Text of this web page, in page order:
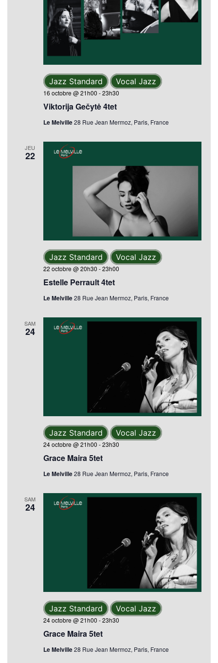
Viktorija Gečytė 4tet
16 octobre @ 21h00 -23h30
Jazz Standard Vocal Jazz
Le Melville28 Rue Jean Mermoz, Paris, France
JEU
22
Estelle Perrault 4tet
22 octobre @ 20h30 -23h00
Jazz Standard Vocal Jazz
Le Melville28 Rue Jean Mermoz, Paris, France
SAM
24
Grace Maira 5tet
24 octobre @ 21h00 -23h30
Jazz Standard Vocal Jazz
Le Melville28 Rue Jean Mermoz, Paris, France
SAM
24
Grace Maira 5tet
24 octobre @ 21h00 -23h30
Jazz Standard Vocal Jazz
Le Melville28 Rue Jean Mermoz, Paris, France